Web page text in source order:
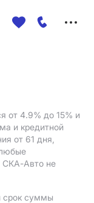
от 4.9% до 15% и
и кредитной
от 61 дня,
СКА-Авто не
срок суммы